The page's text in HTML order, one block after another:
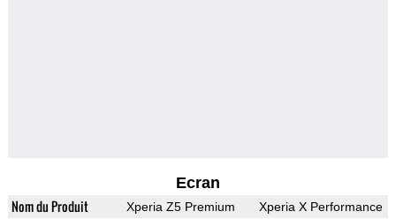
Ecran
Nom du Produit Xperia Z5 Premium Xperia X Performance